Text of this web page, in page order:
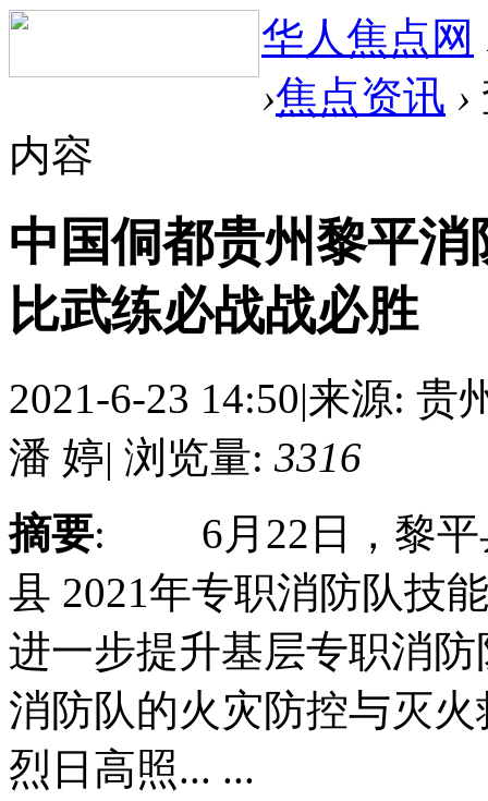
华人焦点网
›焦点资讯 ›
内容
中国侗都贵州黎平消
比武练必战战必胜
2021-6-23 14:50|来源: 贵
潘 婷| 浏览量: 3316
摘要: 6月22日，黎平
县 2021年专职消防队技
进一步提升基层专职消
消防队的火灾防控与灭
烈日高照... ...